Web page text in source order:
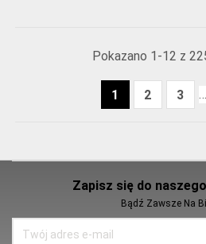
Pokazano 1-12 z
1 2 3 …
Zapisz się do
Bądź Zawsze Na